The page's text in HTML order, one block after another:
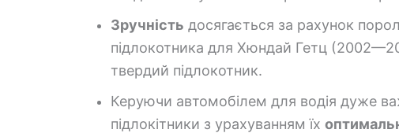
Зручність досягається за рахунок
підлокотника для Хюндай Гетц
твердий підлокотник.
Керуючи автомобілем для водія дуже
підлокітники з урахуванням їх